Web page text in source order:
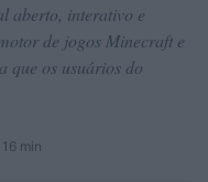
aberto, interativo e
de jogos Minecraft e
que os usuários do
16 min